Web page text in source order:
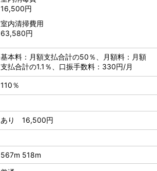
16,500円
室内清掃費用
63,580円
基本料：月額支払合計の50％、月額料：月額
支払合計の1.1％、口振手数料：330円/月
110％
あり 16,500円
567m 518m